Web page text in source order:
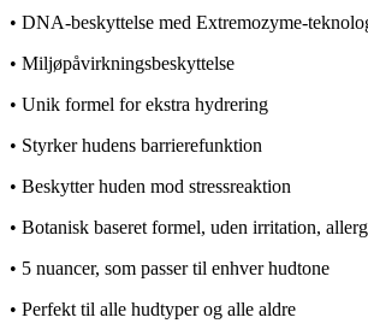
• DNA-beskyttelse med Extremozyme-
• Miljøpåvirkningsbeskyttelse
• Unik formel for ekstra hydrering
• Styrker hudens barrierefunktion
• Beskytter huden mod stressreaktion
• Botanisk baseret formel, uden irritation,
• 5 nuancer, som passer til enhver hudtone
• Perfekt til alle hudtyper og alle aldre